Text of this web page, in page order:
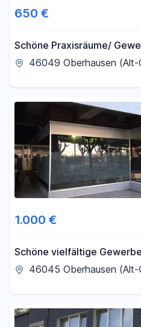
650 €
Schöne Praxisräume/
als Teilwohnen nutzbar - 4
46049 Oberhausen (Alt-
1.000 €
Schöne vielfältige
Bürofläche / Gastro
46045 Oberhausen (Alt-